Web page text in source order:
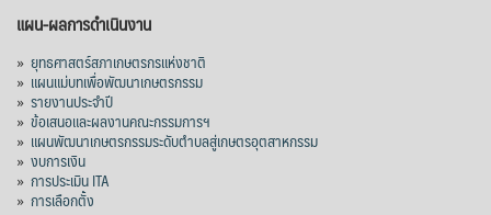
แผน-ผลการดำเนินงาน
» ยุทธศาสตร์สภาเกษตรกรแห่งชาติ
» แผนแม่บทเพื่อพัฒนาเกษตรกรรม
» รายงานประจำปี
» ข้อเสนอและผลงานคณะกรรมการฯ
» แผนพัฒนาเกษตรกรรมระดับตำบลสู่เกษตรอุตสาหกรรม
» งบการเงิน
» การประเมิน ITA
» การเลือกตั้ง